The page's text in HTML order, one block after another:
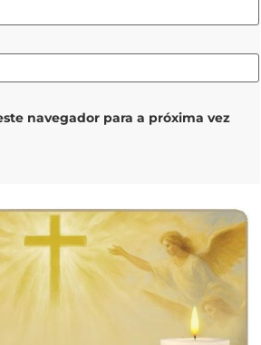
navegador para a próxima vez